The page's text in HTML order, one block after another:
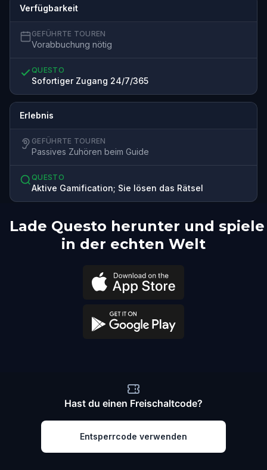
Verfügbarkeit
GEFÜHRTE TOUREN
Vorabbuchung nötig
QUESTO
Sofortiger Zugang 24/7/365
Erlebnis
GEFÜHRTE TOUREN
Passives Zuhören beim Guide
QUESTO
Aktive Gamification; Sie lösen das Rätsel
Lade Questo herunter und spiele
in der echten Welt
Hast du einen Freischaltcode?
Entsperrcode verwenden